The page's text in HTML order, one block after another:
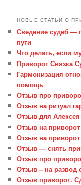
НОВЫЕ СТАТЬИ О
Сведение судеб —
пути
Что делать, если
Приворот Связка
Гармонизация
помощь
Отзыв про
Отзыв на ритуал
Отзыв для
Отзыв на
Отзыв на
Отзыв — снять
Отзыв про
Отзыв – на развод
Отзыв приворот.